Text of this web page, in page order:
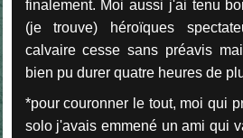
finalement. Moi aussi j'ai tenu
(je trouve) héroïques
calvaire cesse sans préavis
bien pu durer quatre heures de
*pour couronner le tout, moi qui
solo j'avais emmené un ami qui